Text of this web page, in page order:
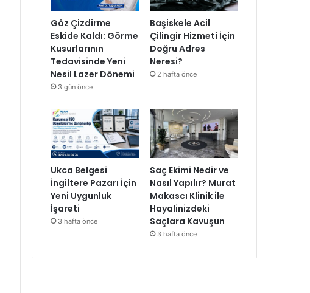
Göz Çizdirme
Eskide Kaldı: Görme
Kusurlarının
Tedavisinde Yeni
Nesil Lazer Dönemi
3 gün önce
Başiskele Acil
Çilingir Hizmeti İçin
Doğru Adres
Neresi?
2 hafta önce
Ukca Belgesi
İngiltere Pazarı İçin
Yeni Uygunluk
İşareti
3 hafta önce
Saç Ekimi Nedir ve
Nasıl Yapılır? Murat
Makascı Klinik ile
Hayalinizdeki
Saçlara Kavuşun
3 hafta önce